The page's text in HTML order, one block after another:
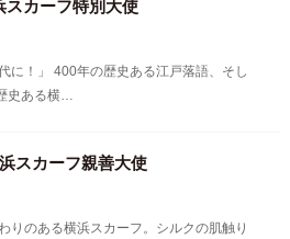
スカーフ特別大使
代に！」 400年の歴史ある江戸落語、そし
史ある横…
スカーフ親善大使
りのある横浜スカーフ。シルクの肌触り